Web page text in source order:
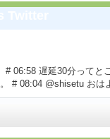
06:58 遅延30分ってと
# 08:04 @shisetu お